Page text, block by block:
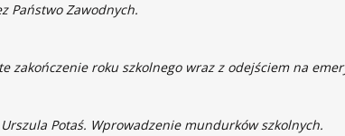
Państwo Zawodnych.
zakończenie roku szkolnego wraz z odejściem na
Potaś. Wprowadzenie mundurków szkolnych.